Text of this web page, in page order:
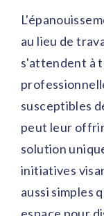
au lieu de
s'attendent à
susceptibles
peut leur
solution
initiatives
aussi simples